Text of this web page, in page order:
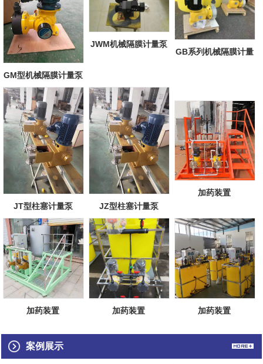
GM型机械隔膜计量泵
JWM机械隔膜计量泵
GB系列机械隔膜计量
JT型柱塞计量泵 JZ型柱塞计量泵
加药装置
加药装置 加药装置 加药装置
案例展示